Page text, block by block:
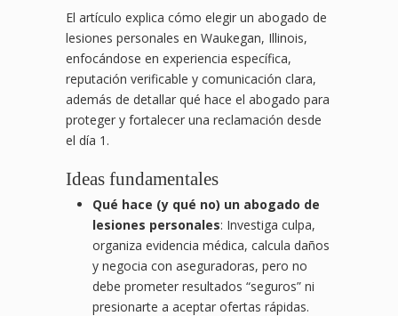
El artículo explica cómo elegir un abogado de
lesiones personales en Waukegan, Illinois,
enfocándose en experiencia específica,
reputación verificable y comunicación clara,
además de detallar qué hace el abogado para
proteger y fortalecer una reclamación desde
el día 1.
Ideas fundamentales
Qué hace (y qué no) un abogado de
lesiones personales: Investiga culpa,
organiza evidencia médica, calcula daños
y negocia con aseguradoras, pero no
debe prometer resultados “seguros” ni
presionarte a aceptar ofertas rápidas.